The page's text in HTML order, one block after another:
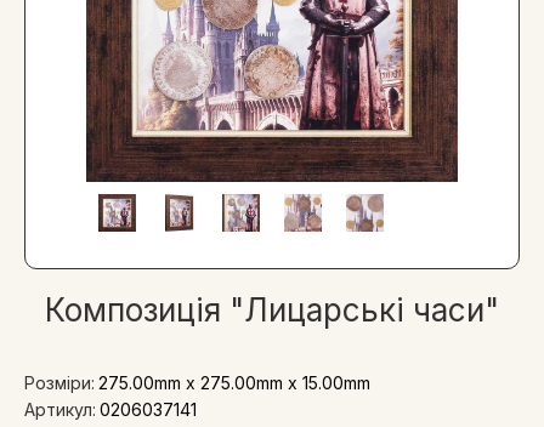
Композиція "Лицарські часи"
Розміри: 275.00mm x 275.00mm x 15.00mm
Артикул: 0206037141